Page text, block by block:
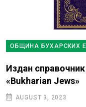
ОБЩИНА БУХАРСКИХ
Издан
«Bukharian Jews»
AUGUST 3, 2023